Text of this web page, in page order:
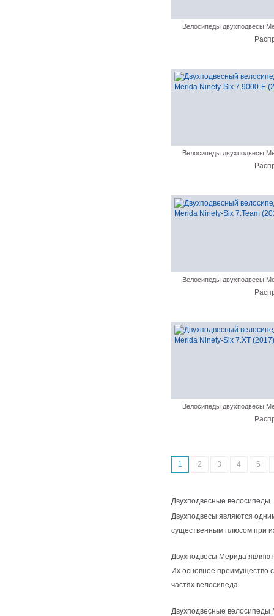
Велосипеды двухподвесы
Велосипеды двухподвесы
Велосипеды двухподвесы
Велосипеды двухподвесы
1 2 3 4 5
Двухподвесные велосипеды
Двухподвесы являются
существенным плюсом при
Двухподвесы Мерида
Их основное преимущество
частях велосипеда.
Двухподвесные